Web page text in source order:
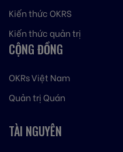
Kiến thức OKRS
Kiến thức quản trị
CỘNG ĐỒNG
OKRs Việt Nam
Quản trị Quán
TÀI NGUYÊN